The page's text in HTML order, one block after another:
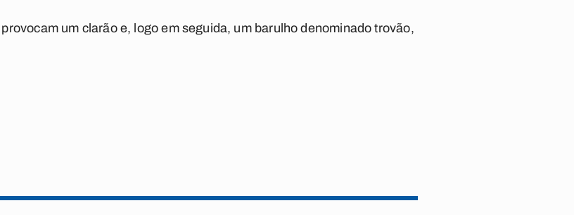
um clarão e, logo em seguida, um barulho denominado trovão,